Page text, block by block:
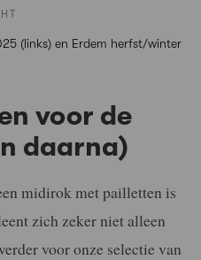
(links) en Erdem herfst/winter
voor de
daarna)
midirok met pailletten is
zich zeker niet alleen
voor onze selectie van